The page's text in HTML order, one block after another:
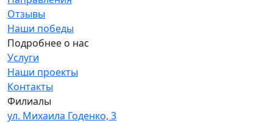
Отзывы
Наши победы
Подробнее о нас
Услуги
Наши проекты
Контакты
Филиалы
ул. Михаила Годенко, 3